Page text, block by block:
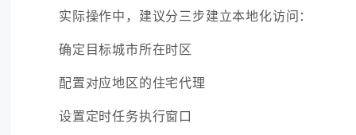
实际操作中，建议分三步建立本地化访问：
确定目标城市所在时区
配置对应地区的住宅代理
设置定时任务执行窗口